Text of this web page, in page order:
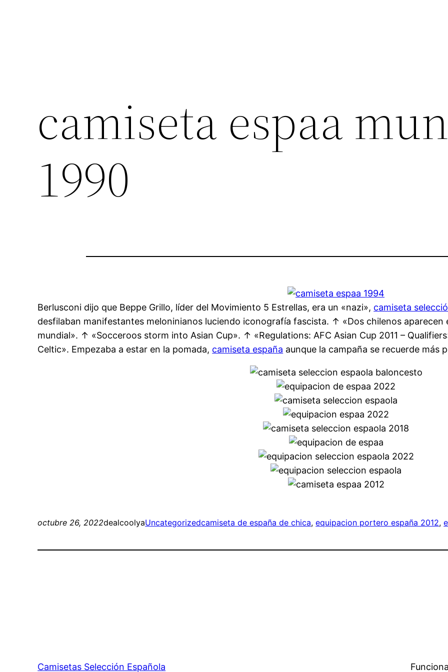
camiseta espaa
1990
Berlusconi dijo que Beppe Grillo, líder del Movimiento 5 Estrellas, era un «nazi», camiseta
desfilaban manifestantes meloninianos luciendo iconografía fascista. ↑ «Dos chilenos
mundial». ↑ «Socceroos storm into Asian Cup». ↑ «Regulations: AFC Asian Cup 2011 –
Celtic». Empezaba a estar en la pomada, camiseta españa aunque la campaña se recuerde más
octubre 26, 2022dealcoolyaUncategorizedcamiseta de españa de chica, equipacion portero españa 2012,
Camisetas Selección Española